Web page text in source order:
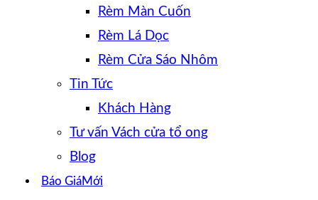
Rèm Màn Cuốn
Rèm Lá Dọc
Rèm Cửa Sáo Nhôm
Tin Tức
Khách Hàng
Tư vấn Vách cửa tổ ong
Blog
Báo Giá